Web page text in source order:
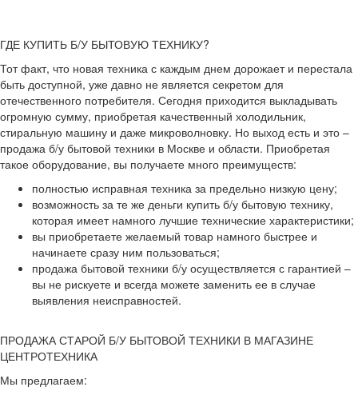
ГДЕ КУПИТЬ Б/У БЫТОВУЮ ТЕХНИКУ?
Тот факт, что новая техника с каждым днем дорожает и перестала
быть доступной, уже давно не является секретом для
отечественного потребителя. Сегодня приходится выкладывать
огромную сумму, приобретая качественный холодильник,
стиральную машину и даже микроволновку. Но выход есть и это –
продажа б/у бытовой техники в Москве и области. Приобретая
такое оборудование, вы получаете много преимуществ:
полностью исправная техника за предельно низкую цену;
возможность за те же деньги купить б/у бытовую технику,
которая имеет намного лучшие технические характеристики;
вы приобретаете желаемый товар намного быстрее и
начинаете сразу ним пользоваться;
продажа бытовой техники б/у осуществляется с гарантией –
вы не рискуете и всегда можете заменить ее в случае
выявления неисправностей.
ПРОДАЖА СТАРОЙ Б/У БЫТОВОЙ ТЕХНИКИ В МАГАЗИНЕ
ЦЕНТРОТЕХНИКА
Мы предлагаем: